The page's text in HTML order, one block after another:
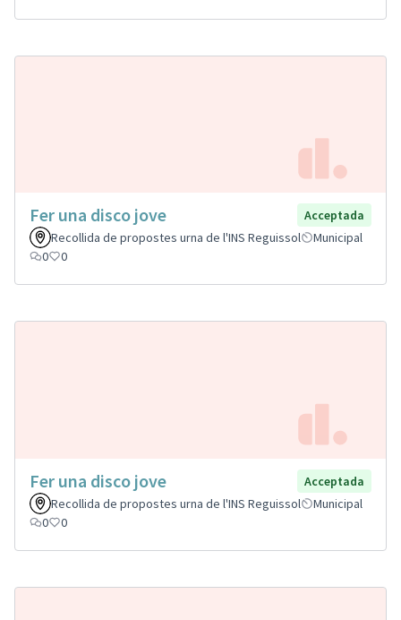
Fer una disco jove
Acceptada
Recollida de propostes urna de l'INS Reguissol
Municipal
0
0
Fer una disco jove
Acceptada
Recollida de propostes urna de l'INS Reguissol
Municipal
0
0